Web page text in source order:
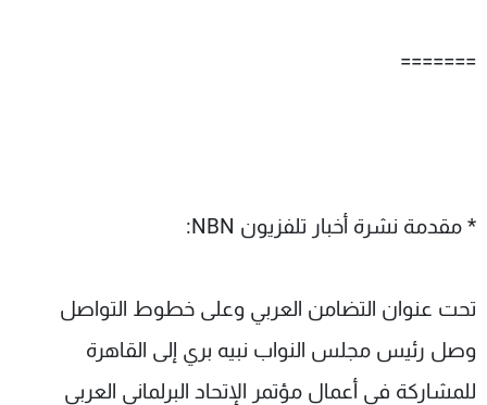
=======
* مقدمة نشرة أخبار تلفزيون NBN:
تحت عنوان التضامن العربي وعلى خطوط التواصل
وصل رئيس مجلس النواب نبيه بري إلى القاهرة
للمشاركة في أعمال مؤتمر الإتحاد البرلماني العربي